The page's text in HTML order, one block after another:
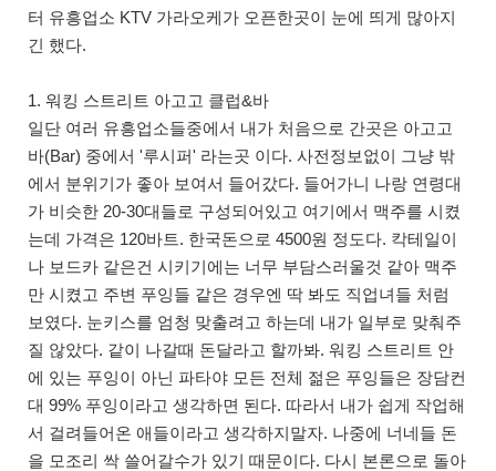
터 유흥업소 KTV 가라오케가 오픈한곳이 눈에 띄게 많아지
긴 했다.
1. 워킹 스트리트 아고고 클럽&바
일단 여러 유흥업소들중에서 내가 처음으로 간곳은 아고고
바(Bar) 중에서 '루시퍼' 라는곳 이다. 사전정보없이 그냥 밖
에서 분위기가 좋아 보여서 들어갔다. 들어가니 나랑 연령대
가 비슷한 20-30대들로 구성되어있고 여기에서 맥주를 시켰
는데 가격은 120바트. 한국돈으로 4500원 정도다. 칵테일이
나 보드카 같은건 시키기에는 너무 부담스러울것 같아 맥주
만 시켰고 주변 푸잉들 같은 경우엔 딱 봐도 직업녀들 처럼
보였다. 눈키스를 엄청 맞출려고 하는데 내가 일부로 맞춰주
질 않았다. 같이 나갈때 돈달라고 할까봐. 워킹 스트리트 안
에 있는 푸잉이 아닌 파타야 모든 전체 젊은 푸잉들은 장담컨
대 99% 푸잉이라고 생각하면 된다. 따라서 내가 쉽게 작업해
서 걸려들어온 애들이라고 생각하지말자. 나중에 너네들 돈
을 모조리 싹 쓸어갈수가 있기 때문이다. 다시 본론으로 돌아